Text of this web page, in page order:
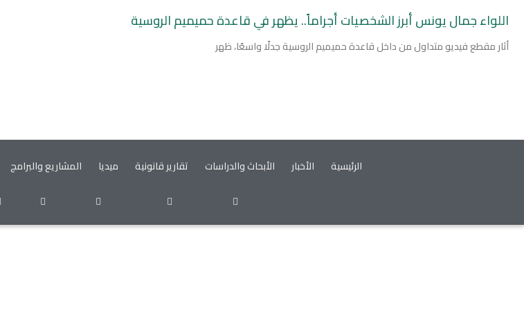
اللواء جمال يونس أبرز الشخصيات أجراماً.. يظهر في قاعدة حميميم الروسية
أثار مقطع فيديو متداول من داخل قاعدة حميميم الروسية جدلًا واسعًا، ظهر
الرئيسية الأخبار الأبحاث والدراسات تقارير قانونية ميديا المشاريع والبرامج